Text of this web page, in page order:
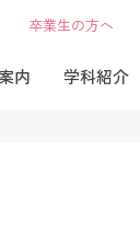
卒業生の方へ
内 学科紹介